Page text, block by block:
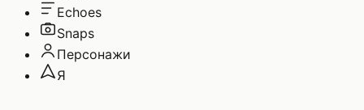
Echoes
Snaps
Персонажи
Я